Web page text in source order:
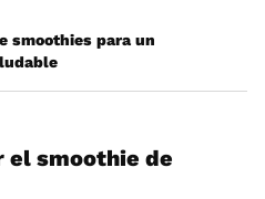
smoothies para un
el smoothie de